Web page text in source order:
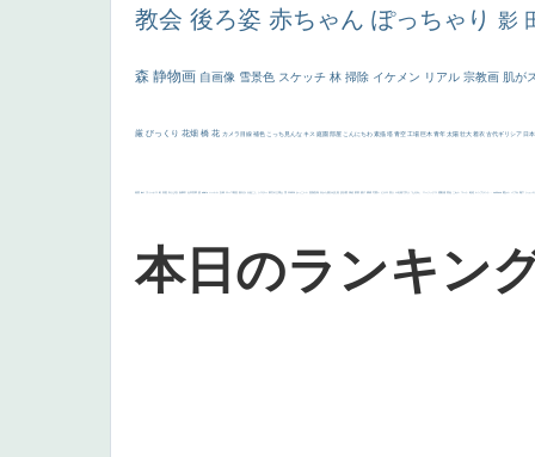
教会 後ろ姿 赤ちゃん ぽっちゃり 影
森 静物画 自画像 雪景色 スケッチ 林 掃除 イケメン リアル 宗教画 肌が
厳 びっくり 花畑 橋 花 カメラ目線 補色 こっち見んな キス 庭園 部屋 こんにちわ 素描 塔 青空 工場 巨木 青年 太陽 壮大 着衣 古代ギリシア 日
画質 last ヴィーナス 剣 白人少女 食事中 山本芳翠 麦 alciato ハーレム 女神 ローマ教皇 奥行き 火起こし シスター 東方の三博士 114514 かっこいい 受胎告知 天から覗き込む顔 設計図 挿絵 群衆 親子 裸婦 可愛い ピサロ ＃名画で学ぶ「たるみ」 ニーソックス 躍動感 黄色 こわい コート 畦道 レンブラント・ sekkusu 暖かい バブみ 靴下 ショッ
本日のランキン